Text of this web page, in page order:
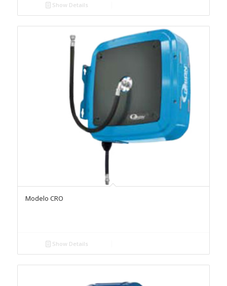
Show Details
Modelo CRO
Show Details